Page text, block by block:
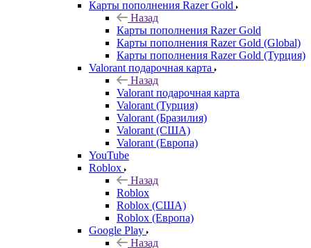
Карты пополнения Razer Gold
Назад
Карты пополнения Razer Gold
Карты пополнения Razer Gold (Global)
Карты пополнения Razer Gold (Турция)
Valorant подарочная карта
Назад
Valorant подарочная карта
Valorant (Турция)
Valorant (Бразилия)
Valorant (США)
Valorant (Европа)
YouTube
Roblox
Назад
Roblox
Roblox (США)
Roblox (Европа)
Google Play
Назад